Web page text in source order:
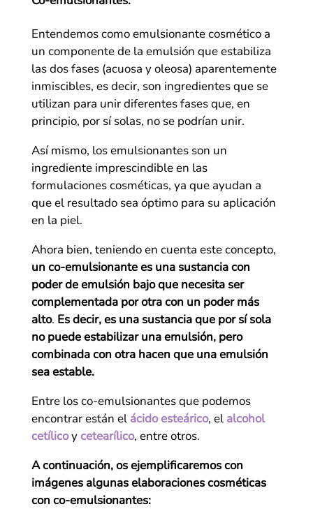
Entendemos como emulsionante cosmético a
un componente de la emulsión que estabiliza
las dos fases (acuosa y oleosa) aparentemente
inmiscibles, es decir, son ingredientes que se
utilizan para unir diferentes fases que, en
principio, por sí solas, no se podrían unir.
Así mismo, los emulsionantes son un
ingrediente imprescindible en las
formulaciones cosméticas, ya que ayudan a
que el resultado sea óptimo para su aplicación
en la piel.
Ahora bien, teniendo en cuenta este concepto,
un co-emulsionante es una sustancia con
poder de emulsión bajo que necesita ser
complementada por otra con un poder más
alto. Es decir, es una sustancia que por sí sola
no puede estabilizar una emulsión, pero
combinada con otra hacen que una emulsión
sea estable.
Entre los co-emulsionantes que podemos
encontrar están el ácido esteárico, el alcohol
cetílicoycetearílico, entre otros.
A continuación, os ejemplificaremos con
imágenes algunas elaboraciones cosméticas
con co-emulsionantes: